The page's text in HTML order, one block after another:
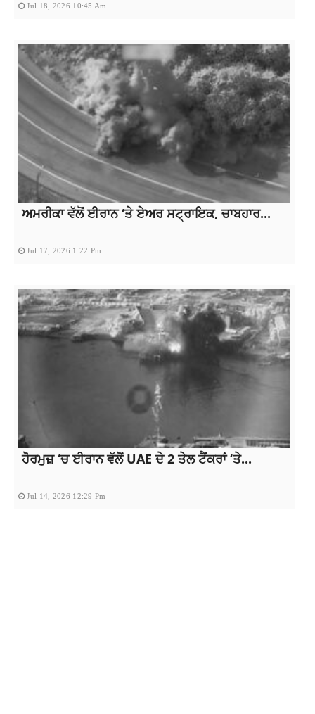
Jul 18, 2026 10:45 Am
ਅਮਰੀਕਾ ਵੱਲੋਂ ਈਰਾਨ ‘ਤੇ ਏਅਰ ਸਟ੍ਰਾਇਕ, ਚਾਬਹਾਰ...
Jul 17, 2026 1:22 Pm
ਹੋਰਮੁਜ਼ ‘ਚ ਈਰਾਨ ਵੱਲੋਂ UAE ਦੇ 2 ਤੇਲ ਟੈਂਕਰਾਂ ‘ਤੇ...
Jul 14, 2026 12:29 Pm